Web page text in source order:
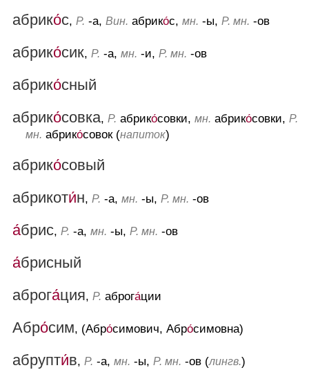
абрико́с, Р. -а, Вин. абрико́с, мн. -ы, Р. мн. -ов
абрико́сик, Р. -а, мн. -и, Р. мн. -ов
абрико́сный
абрико́совка, Р. абрико́совки, мн. абрико́совки, Р.
мн. абрико́совок (напиток)
абрико́совый
абрикоти́н, Р. -а, мн. -ы, Р. мн. -ов
а́брис, Р. -а, мн. -ы, Р. мн. -ов
а́брисный
аброга́ция, Р. аброга́ции
Абро́сим, (Абро́симович, Абро́симовна)
абрупти́в, Р. -а, мн. -ы, Р. мн. -ов (лингв.)